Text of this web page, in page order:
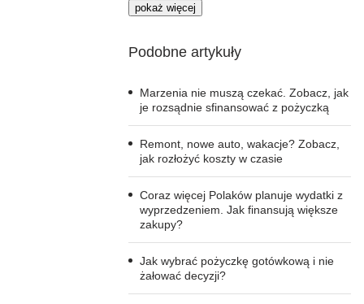
pokaż więcej
Podobne artykuły
Marzenia nie muszą czekać. Zobacz, jak
je rozsądnie sfinansować z pożyczką
Remont, nowe auto, wakacje? Zobacz,
jak rozłożyć koszty w czasie
Coraz więcej Polaków planuje wydatki z
wyprzedzeniem. Jak finansują większe
zakupy?
Jak wybrać pożyczkę gotówkową i nie
żałować decyzji?